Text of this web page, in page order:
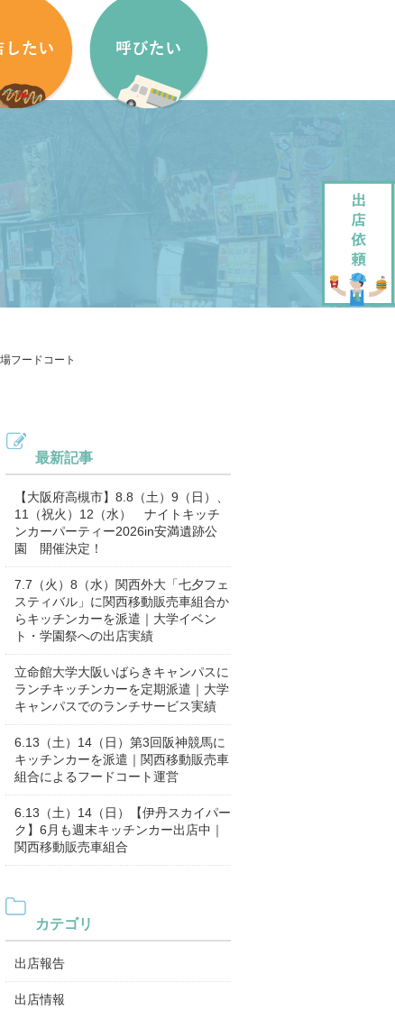
し込みフォーム
ンカーをはじめたい方へ
ンカー製作・販売
出店依頼フォーム
加盟キッチンカー紹介
企画・運営させていただきます
フードコート
最新記事
【大阪府高槻市】8.8（土）9（日）、
11（祝火）12（水） ナイトキッチ
ンカーパーティー2026in安満遺跡公
園 開催決定！
7.7（火）8（水）関西外大「七夕フェ
スティバル」に関西移動販売車組合か
らキッチンカーを派遣｜大学イベン
ト・学園祭への出店実績
立命館大学大阪いばらきキャンパスに
ランチキッチンカーを定期派遣｜大学
キャンパスでのランチサービス実績
6.13（土）14（日）第3回阪神競馬に
キッチンカーを派遣｜関西移動販売車
組合によるフードコート運営
6.13（土）14（日）【伊丹スカイパー
ク】6月も週末キッチンカー出店中｜
関西移動販売車組合
カテゴリ
出店報告
出店情報